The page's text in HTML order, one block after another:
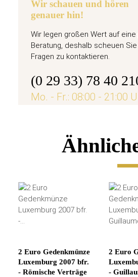
Wir schauen und hören
genauer hin!
Wir legen großen Wert auf
Beratung, deshalb scheuen
Fragen zu kontaktieren.
(0 29 33) 78 40
Mo. - Fr.: 08:00 - 21:00
2 Euro Gedenkmünze
Luxemburg 2007 bfr.
- Römische Verträge
2 Euro
-